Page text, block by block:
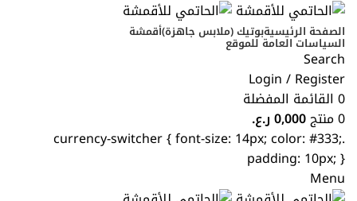
الصفحة الرئيسيةبوتيك (ملابس جاهزة)أقمشة
السياسات العامة للموقع
Search
Login / Register
0 القائمة المفضلة
0منتج0,000ر.ع.
.currency-switcher { font-size: 14px; color: #333;
padding: 10px; }
Menu